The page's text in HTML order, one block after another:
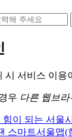
시 서비스 이용
우 다른 웹브